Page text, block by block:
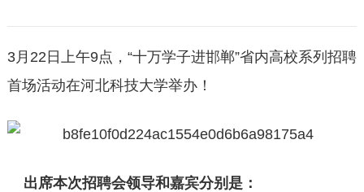
3月22日上午9点，“十万学子进邯郸”省内高校系列招聘
首场活动在河北科技大学举办！
出席本次招聘会领导和嘉宾分别是：